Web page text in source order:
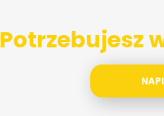
Potrzebujesz